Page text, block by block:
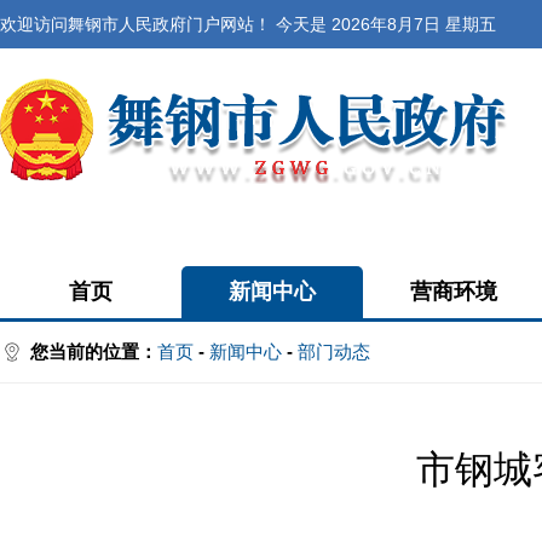
欢迎访问舞钢市人民政府门户网站！ 今天是 2026年8月7日 星期五
首页 新闻中心 营商环境
您当前的位置： 首页 - 新闻中心 - 部门动态
市钢